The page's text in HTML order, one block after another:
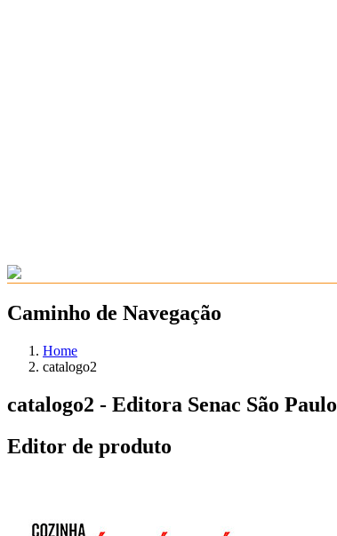
Caminho de Navegação
Home
catalogo2
catalogo2 - Editora Senac São Paulo
Editor de produto